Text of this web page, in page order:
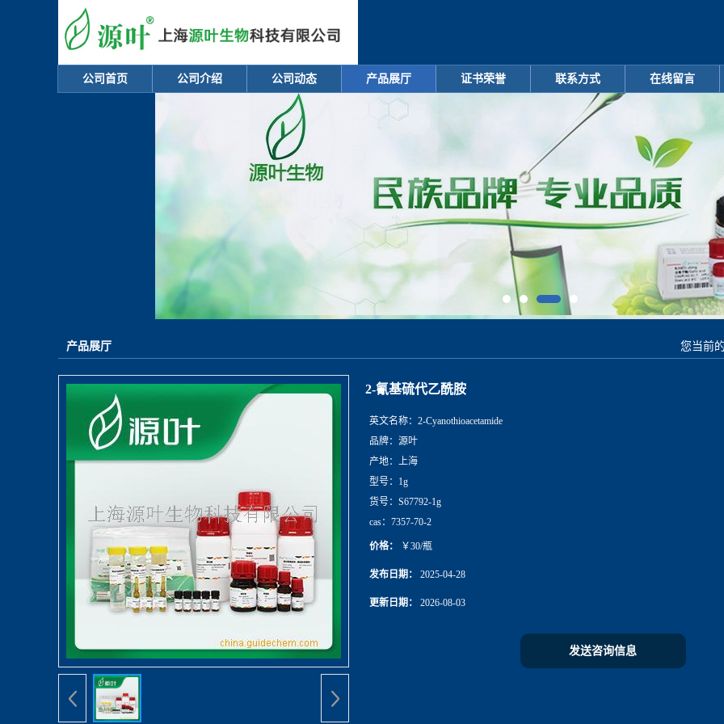
公司首页 公司介绍 公司动态 产品展厅 证书荣誉 联系方式 在线留言
产品展厅 您当前
2-氰基硫代乙酰胺
英文名称： 2-Cyanothioacetamide
品牌： 源叶
产地： 上海
型号： 1g
货号： S67792-1g
cas： 7357-70-2
价格： ￥30/瓶
发布日期： 2025-04-28
更新日期： 2026-08-03
发送咨询信息